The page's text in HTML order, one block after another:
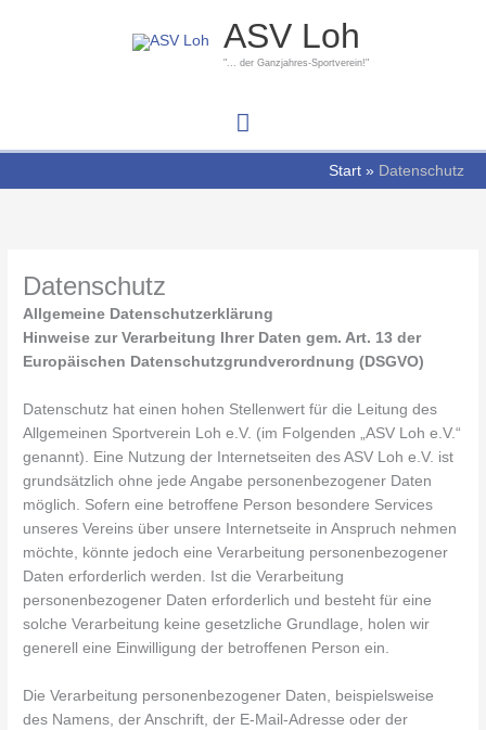
ASV Loh
"... der Ganzjahres-Sportverein!"
Hauptmenü
Start Datenschutz
Datenschutz
Allgemeine Datenschutzerklärung
Hinweise zur Verarbeitung Ihrer Daten gem. Art. 13 der
Europäischen Datenschutzgrundverordnung (DSGVO)
Datenschutz hat einen hohen Stellenwert für die Leitung des
Allgemeinen Sportverein Loh e.V. (im Folgenden „ASV Loh e.V.“
genannt). Eine Nutzung der Internetseiten des ASV Loh e.V. ist
grundsätzlich ohne jede Angabe personenbezogener Daten
möglich. Sofern eine betroffene Person besondere Services
unseres Vereins über unsere Internetseite in Anspruch nehmen
möchte, könnte jedoch eine Verarbeitung personenbezogener
Daten erforderlich werden. Ist die Verarbeitung
personenbezogener Daten erforderlich und besteht für eine
solche Verarbeitung keine gesetzliche Grundlage, holen wir
generell eine Einwilligung der betroffenen Person ein.
Die Verarbeitung personenbezogener Daten, beispielsweise
des Namens, der Anschrift, der E-Mail-Adresse oder der